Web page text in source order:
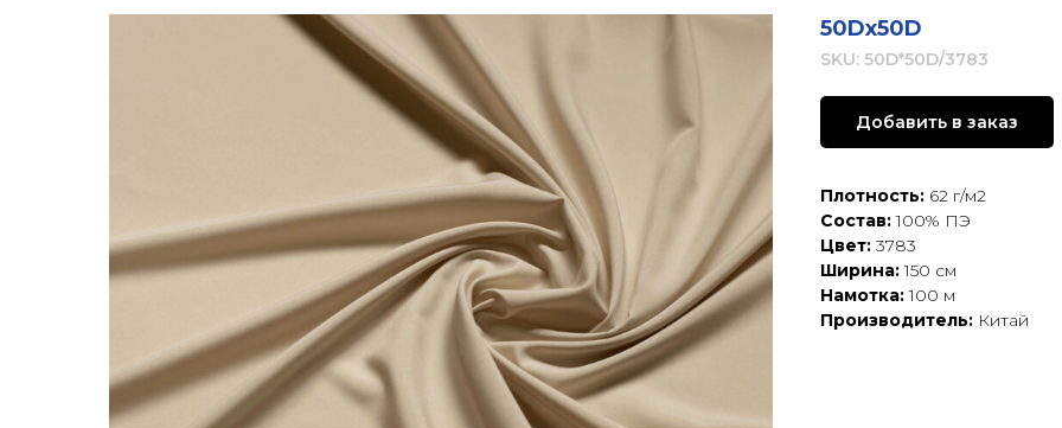
50Dx50D
SKU: 50D*50D/3783
Добавить в заказ
Плотность: 62 г/м2
Состав:100% ПЭ
Цвет: 3783
Ширина:150 см
Намотка:100 м
Производитель: Китай